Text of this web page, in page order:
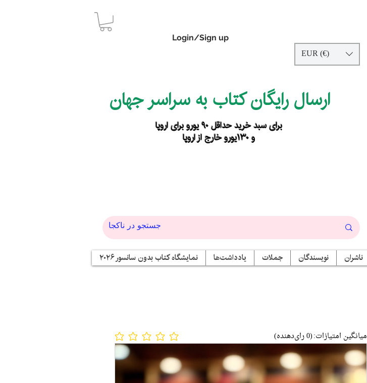
Login/Sign up
EUR (€)
ارسال رایگان کتاب به سراسر جهان
برای سبد خرید حداقل ۹۰ یورو برای اروپا
و ۱۳۰یورو خارج از اروپا
ناشران نویسندگان جملات یادداشت‌ها نمایشگاه کتاب بدون سانسور ۲۰۲۶
No ratings yet میانگین امتیازات:(0 رای‌دهنده)